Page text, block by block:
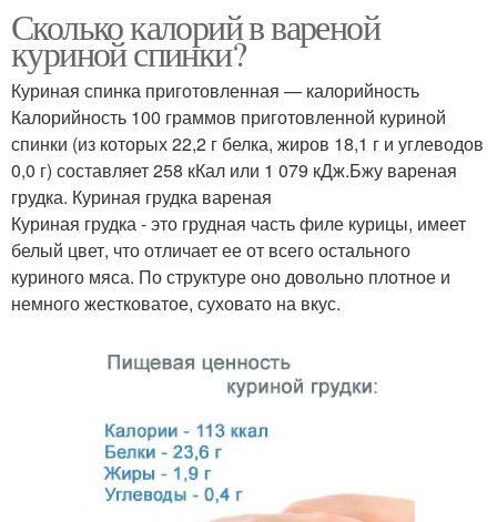
Сколько калорий в вареной
куриной спинки?
Куриная спинка приготовленная — калорийность
Калорийность 100 граммов приготовленной куриной
спинки (из которых 22,2 г белка, жиров 18,1 г и углеводов
0,0 г) составляет 258 кКал или 1 079 кДж.Бжу вареная
грудка. Куриная грудка вареная
Куриная грудка - это грудная часть филе курицы, имеет
белый цвет, что отличает ее от всего остального
куриного мяса. По структуре оно довольно плотное и
немного жестковатое, суховато на вкус.